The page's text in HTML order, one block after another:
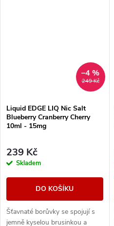
249 Kč
–4 %
Liquid EDGE LIQ Nic Salt
Blueberry Cranberry Cherry
10ml - 15mg
239 Kč
Skladem
DO KOŠÍKU
Šťavnaté borůvky se spojují s
jemně kyselou brusinkou a